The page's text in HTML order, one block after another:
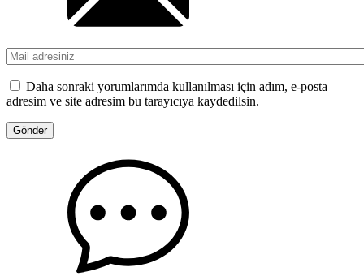
Daha sonraki yorumlarımda kullanılması için adım, e-posta
adresim ve site adresim bu tarayıcıya kaydedilsin.